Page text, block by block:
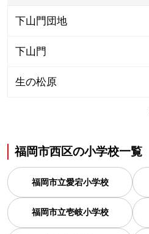
下山門団地
下山門
生の松原
福岡市西区の小学校一覧
福岡市立愛宕小学校
福岡市立壱岐小学校